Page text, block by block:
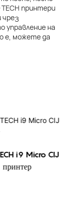
принтери
чрез
управление на
е, можете да
i9 Micro CIJ
принтер